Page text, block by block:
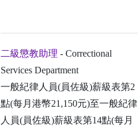
二級懲教助理 - Correctional
Services Department
一般紀律人員(員佐級)薪級表第2
點(每月港幣21,150元)至一般紀律
人員(員佐級)薪級表第14點(每月